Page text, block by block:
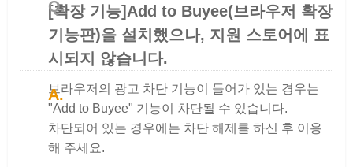
[확장 기능]Add to Buyee(브라우저 확장
기능판)을 설치했으나, 지원 스토어에 표
시되지 않습니다.
브라우저의 광고 차단 기능이 들어가 있는 경우는
"Add to Buyee" 기능이 차단될 수 있습니다.
차단되어 있는 경우에는 차단 해제를 하신 후 이용
해 주세요.